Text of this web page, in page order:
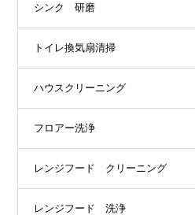
シンク 研磨
トイレ換気扇清掃
ハウスクリーニング
フロアー洗浄
レンジフード クリーニング
レンジフード 洗浄